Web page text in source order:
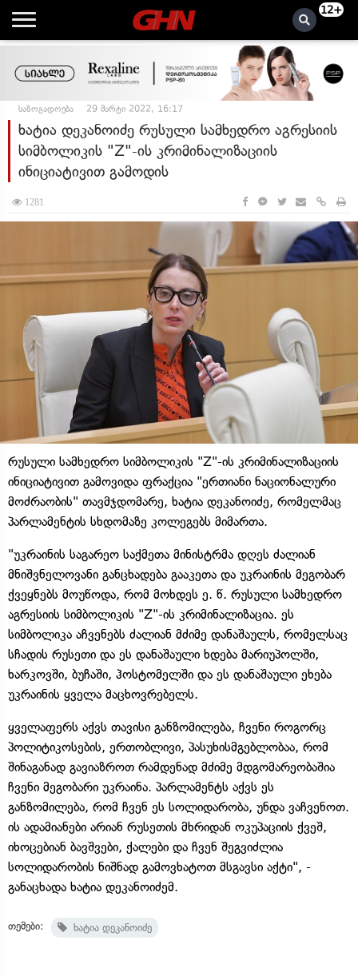
12+
საზოგადოება 29 მარტი 2022, 16:17
ხატია დეკანოიძე რუსული სამხედრო აგრესიის
სიმბოლიკის "Z"-ის კრიმინალიზაციის
ინიციატივით გამოდის
1281
რუსული სამხედრო სიმბოლიკის "Z"-ის კრიმინალიზაციის
ინიციატივით გამოვიდა ფრაქცია "ერთიანი ნაციონალური
მოძრაობის" თავმჯდომარე, ხატია დეკანოიძე, რომელმაც
პარლამენტის სხდომაზე კოლეგებს მიმართა.
"უკრაინის საგარეო საქმეთა მინისტრმა დღეს ძალიან
მნიშვნელოვანი განცხადება გააკეთა და უკრაინის მეგობარ
ქვეყნებს მოუწოდა, რომ მოხდეს ე. წ. რუსული სამხედრო
აგრესიის სიმბოლიკის "Z"-ის კრიმინალიზაცია. ეს
სიმბოლიკა აჩვენებს ძალიან მძიმე დანაშაულს, რომელსაც
სჩადის რუსეთი და ეს დანაშაული ხდება მარიუპოლში,
ხარკოვში, ბუჩაში, ჰოსტომელში და ეს დანაშაული ეხება
უკრაინის ყველა მაცხოვრებელს.
ყველაფერს აქვს თავისი განზომილება, ჩვენი როგორც
პოლიტიკოსების, ერთობლივი, პასუხისმგებლობაა, რომ
შინაგანად გავიაზროთ რამდენად მძიმე მდგომარეობაშია
ჩვენი მეგობარი უკრაინა. პარლამენტს აქვს ეს
განზომილება, რომ ჩვენ ეს სოლიდარობა, უნდა ვაჩვენოთ.
ის ადამიანები არიან რუსეთის მხრიდან ოკუპაციის ქვეშ,
იხოცებიან ბავშვები, ქალები და ჩვენ შეგვიძლია
სოლიდარობის ნიშნად გამოვხატოთ მსგავსი აქტი", -
განაცხადა ხატია დეკანოიძემ.
თემები: ხატია დეკანოიძე